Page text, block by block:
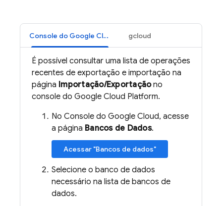
Console do Google Cloud gcloud
É possível consultar uma lista de operações
recentes de exportação e importação na
página Importação/Exportaçãono
console do Google Cloud Platform.
No Console do Google Cloud, acesse
a página Bancos de Dados.
Acessar "Bancos de dados"
Selecione o banco de dados
necessário na lista de bancos de
dados.